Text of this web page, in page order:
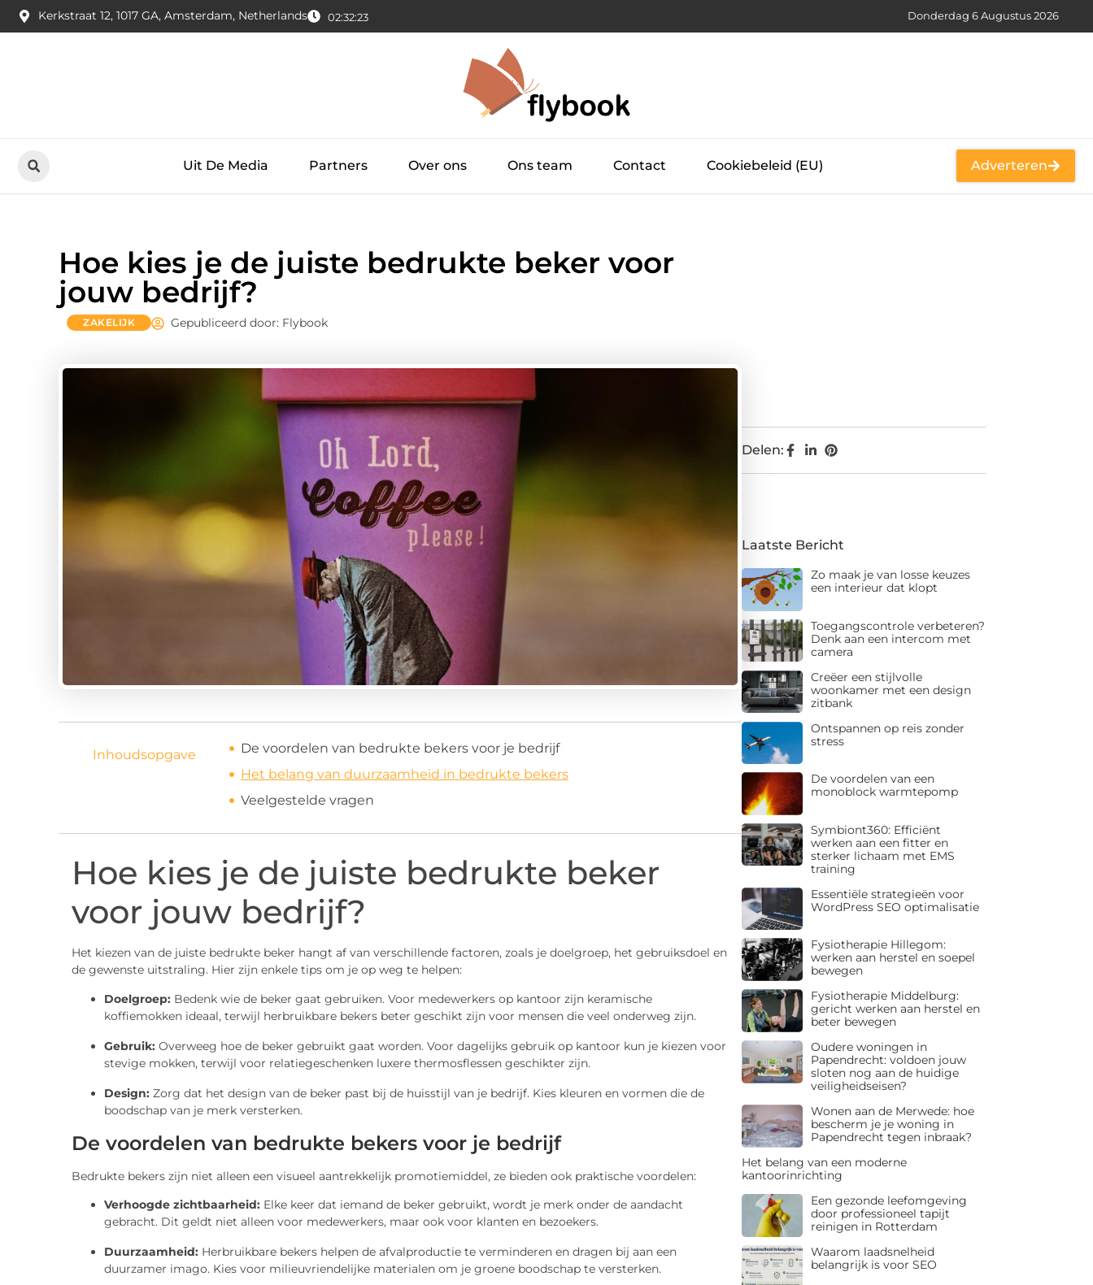
Kerkstraat 12, 1017 GA, Amsterdam, Netherlands 02:32:24 Donderdag 6 Augustus 2026
Uit De Media Partners Over ons Ons team Contact Cookiebeleid (EU) Adverteren
Hoe kies je de juiste bedrukte beker voor
jouw bedrijf?
ZAKELIJK Gepubliceerd door: Flybook
Inhoudsopgave
De voordelen van bedrukte bekers voor je bedrijf
Het belang van duurzaamheid in bedrukte bekers
Veelgestelde vragen
Hoe kies je de juiste bedrukte beker
voor jouw bedrijf?
Het kiezen van de juiste bedrukte beker hangt af van verschillende factoren, zoals je doelgroep, het gebruiksdoel en
de gewenste uitstraling. Hier zijn enkele tips om je op weg te helpen:
Doelgroep: Bedenk wie de beker gaat gebruiken. Voor medewerkers op kantoor zijn keramische
koffiemokken ideaal, terwijl herbruikbare bekers beter geschikt zijn voor mensen die veel onderweg zijn.
Gebruik: Overweeg hoe de beker gebruikt gaat worden. Voor dagelijks gebruik op kantoor kun je kiezen voor
stevige mokken, terwijl voor relatiegeschenken luxere thermosflessen geschikter zijn.
Design: Zorg dat het design van de beker past bij de huisstijl van je bedrijf. Kies kleuren en vormen die de
boodschap van je merk versterken.
De voordelen van bedrukte bekers voor je bedrijf
Bedrukte bekers zijn niet alleen een visueel aantrekkelijk promotiemiddel, ze bieden ook praktische voordelen:
Verhoogde zichtbaarheid: Elke keer dat iemand de beker gebruikt, wordt je merk onder de aandacht
gebracht. Dit geldt niet alleen voor medewerkers, maar ook voor klanten en bezoekers.
Duurzaamheid: Herbruikbare bekers helpen de afvalproductie te verminderen en dragen bij aan een
duurzamer imago. Kies voor milieuvriendelijke materialen om je groene boodschap te versterken.
Delen:
Laatste Bericht
Zo maak je van losse keuzes
een interieur dat klopt
Toegangscontrole verbeteren?
Denk aan een intercom met
camera
Creëer een stijlvolle
woonkamer met een design
zitbank
Ontspannen op reis zonder
stress
De voordelen van een
monoblock warmtepomp
Symbiont360: Efficiënt
werken aan een fitter en
sterker lichaam met EMS
training
Essentiële strategieën voor
WordPress SEO optimalisatie
Fysiotherapie Hillegom:
werken aan herstel en soepel
bewegen
Fysiotherapie Middelburg:
gericht werken aan herstel en
beter bewegen
Oudere woningen in
Papendrecht: voldoen jouw
sloten nog aan de huidige
veiligheidseisen?
Wonen aan de Merwede: hoe
bescherm je je woning in
Papendrecht tegen inbraak?
Het belang van een moderne
kantoorinrichting
Een gezonde leefomgeving
door professioneel tapijt
reinigen in Rotterdam
Waarom laadsnelheid
belangrijk is voor SEO